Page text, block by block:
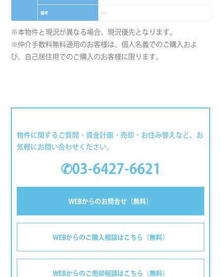
備考 ---
※本物件と現況が異なる場合、現況優先となります。
※仲介手数料無料適用のお客様は、個人名義でのご購入およ
び、自己居住用でのご購入のお客様に限ります。
物件に関するご質問・資金計画・売却・お住み替えなど、お
気軽にお問い合わせください。
✆03-6427-6621
WEBからのお問合せ（無料）
WEBからのご購入相談はこちら（無料）
WEBからのご売却相談はこちら（無料）